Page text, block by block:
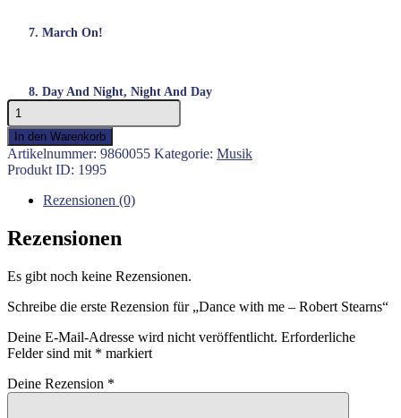
7. March On!
8. Day And Night, Night And Day
Dance
with
me
-
Robert
Menge
In den Warenkorb
Artikelnummer: 9860055 Kategorie: Musik
Produkt ID: 1995
Rezensionen (0)
Rezensionen
Es gibt noch keine Rezensionen.
Schreibe die erste Rezension für „Dance with me – Robert Stearns“
Deine E-Mail-Adresse wird nicht veröffentlicht. Erforderliche
Felder sind mit * markiert
Deine Rezension *